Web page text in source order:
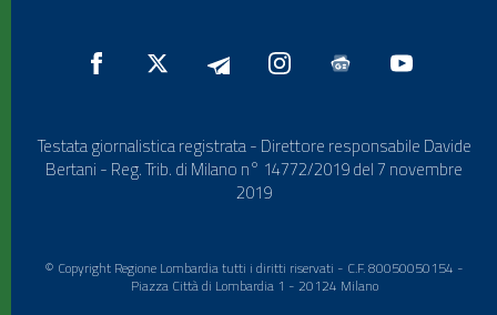
Testata giornalistica registrata - Direttore responsabile Davide
Bertani - Reg. Trib. di Milano n° 14772/2019 del 7 novembre
2019
© Copyright Regione Lombardia tutti i diritti riservati - C.F. 80050050154 -
Piazza Città di Lombardia 1 - 20124 Milano